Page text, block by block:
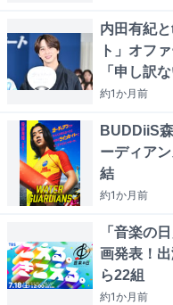
内田有紀
ト」オフ
「申し訳な
約1か月前
BUDDiiS
ーディア
結
約1か月前
「音楽の
画発表！
ら22組
約1か月前